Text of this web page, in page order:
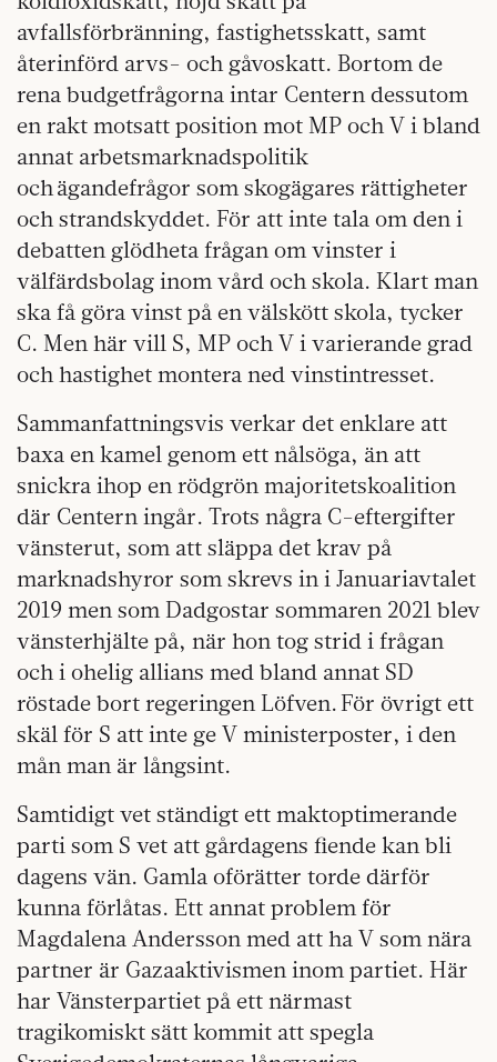
avfallsförbränning, fastighetsskatt, samt
återinförd arvs- och gåvoskatt. Bortom de
rena budgetfrågorna intar Centern dessutom
en rakt motsatt position mot MP och V i bland
annat arbetsmarknadspolitik
och ägandefrågor som skogägares rättigheter
och strandskyddet. För att inte tala om den i
debatten glödheta frågan om vinster i
välfärdsbolag inom vård och skola. Klart man
ska få göra vinst på en välskött skola, tycker
C. Men här vill S, MP och V i varierande grad
och hastighet montera ned vinstintresset.
Sammanfattningsvis verkar det enklare att
baxa en kamel genom ett nålsöga, än att
snickra ihop en rödgrön majoritetskoalition
där Centern ingår. Trots några C-eftergifter
vänsterut, som att släppa det krav på
marknadshyror som skrevs in i Januariavtalet
2019 men som Dadgostar sommaren 2021 blev
vänsterhjälte på, när hon tog strid i frågan
och i ohelig allians med bland annat SD
röstade bort regeringen Löfven. För övrigt ett
skäl för S att inte ge V ministerposter, i den
mån man är långsint.
Samtidigt vet ständigt ett maktoptimerande
parti som S vet att gårdagens fiende kan bli
dagens vän. Gamla oförätter torde därför
kunna förlåtas. Ett annat problem för
Magdalena Andersson med att ha V som nära
partner är Gazaaktivismen inom partiet. Här
har Vänsterpartiet på ett närmast
tragikomiskt sätt kommit att spegla